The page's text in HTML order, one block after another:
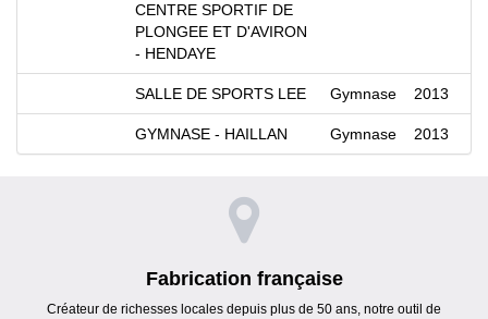
CENTRE SPORTIF DE
PLONGEE ET D'AVIRON
- HENDAYE
SALLE DE SPORTS LEE Gymnase 2013
GYMNASE - HAILLAN Gymnase 2013
Fabrication française
Créateur de richesses locales depuis plus de 50 ans, notre outil de